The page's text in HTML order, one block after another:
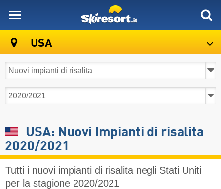
USA
USA: Nuovi Impianti di risalita
2020/2021
Tutti i nuovi impianti di risalita negli Stati Uniti
per la stagione 2020/2021